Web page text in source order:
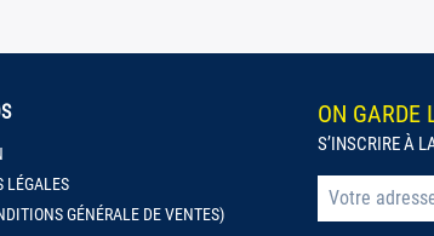
LÉGALES
GÉNÉRALE DE VENTES)
ON GARDE
S’INSCRIRE À